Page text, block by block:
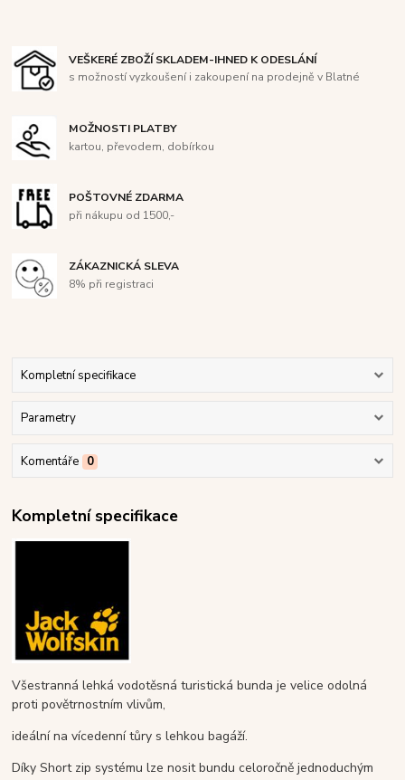
VEŠKERÉ ZBOŽÍ SKLADEM-IHNED K ODESLÁNÍ
s možností vyzkoušení i zakoupení na prodejně v Blatné
MOŽNOSTI PLATBY
kartou, převodem, dobírkou
POŠTOVNÉ ZDARMA
při nákupu od 1500,-
ZÁKAZNICKÁ SLEVA
8% při registraci
Kompletní specifikace
Parametry
Komentáře 0
Kompletní specifikace
Všestranná lehká vodotěsná turistická bunda je velice odolná
proti povětrnostním vlivům,
ideální na vícedenní tůry s lehkou bagáží.
Díky Short zip systému lze nosit bundu celoročně jednoduchým